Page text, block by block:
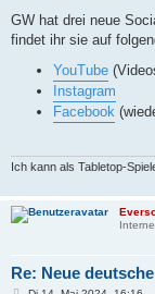
i
r
GW hat drei neue
findet ihr sie auf
YouTube
Instagram
Facebook
Ich kann als Tabletop-
Re: Neue